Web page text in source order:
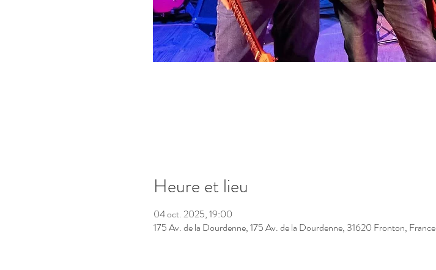
Heure et lieu
04 oct. 2025, 19:00
175 Av. de la Dourdenne, 175 Av. de la Dourdenne, 31620 Fronton, France